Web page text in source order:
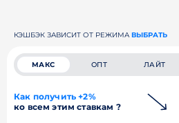
КЭШБЭК ЗАВИСИТ ОТ РЕЖИМА ВЫБРАТЬ
МАКС ОПТ ЛАЙТ
Как получить +2%
ко всем этим ставкам ?